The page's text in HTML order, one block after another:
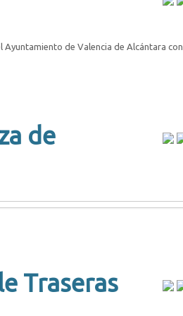
de Valencia de Alcántara con
de
Traseras